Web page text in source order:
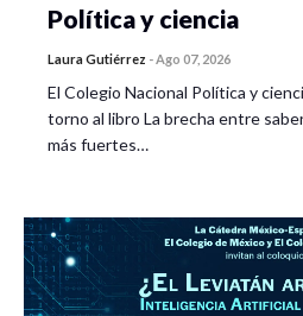
Política y ciencia
Laura Gutiérrez -Ago 07, 2026
El Colegio Nacional Política y
torno al libro La brecha entre
más fuertes…